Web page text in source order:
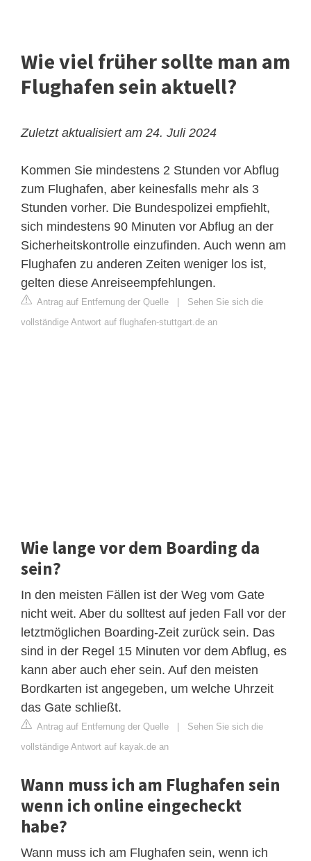
Wie viel früher sollte man am
Flughafen sein aktuell?
Zuletzt aktualisiert am 24. Juli 2024
Kommen Sie mindestens 2 Stunden vor Abflug
zum Flughafen, aber keinesfalls mehr als 3
Stunden vorher. Die Bundespolizei empfiehlt,
sich mindestens 90 Minuten vor Abflug an der
Sicherheitskontrolle einzufinden. Auch wenn am
Flughafen zu anderen Zeiten weniger los ist,
gelten diese Anreiseempfehlungen.
Antrag auf Entfernung der Quelle
Sehen Sie sich die
vollständige Antwort auf flughafen-stuttgart.de an
Wie lange vor dem Boarding da
sein?
In den meisten Fällen ist der Weg vom Gate
nicht weit. Aber du solltest auf jeden Fall vor der
letztmöglichen Boarding-Zeit zurück sein. Das
sind in der Regel 15 Minuten vor dem Abflug, es
kann aber auch eher sein. Auf den meisten
Bordkarten ist angegeben, um welche Uhrzeit
das Gate schließt.
Antrag auf Entfernung der Quelle
Sehen Sie sich die
vollständige Antwort auf kayak.de an
Wann muss ich am Flughafen sein
wenn ich online eingecheckt
habe?
Wann muss ich am Flughafen sein, wenn ich